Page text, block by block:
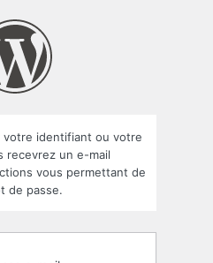
votre identifiant ou votre
recevrez un e-mail
vous permettant de
de passe.